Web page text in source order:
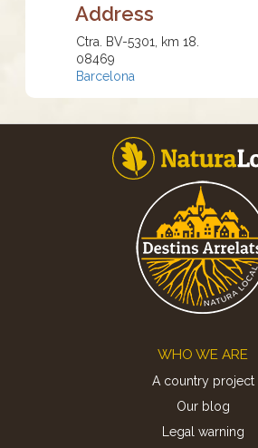
Address
Ctra. BV-5301, km 18.
08469
Barcelona
WHO WE ARE
A country project
Our blog
Legal warning